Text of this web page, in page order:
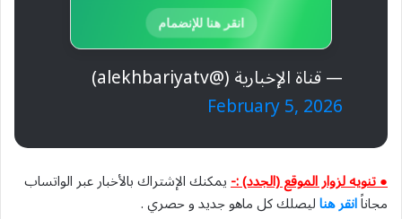
انقر هنا للإنضمام
— قناة الإخبارية (@alekhbariyatv)
February 5, 2026
● تنويه لزوار الموقع (الجدد) :-يمكنك الإشتراك بالأخبار عبر الواتساب
مجاناًانقر هناليصلك كل ماهو جديد و حصري .